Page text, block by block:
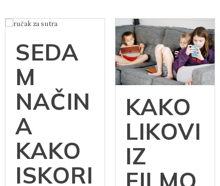
SEDA
M
NAČIN
A
KAKO
ISKORI
KAKO
LIKOVI
IZ